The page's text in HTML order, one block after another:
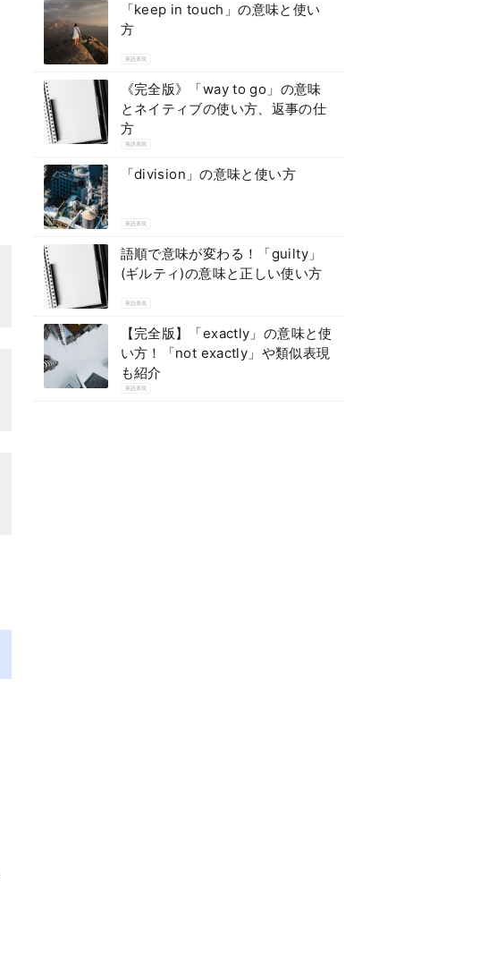
「keep in touch」の意味と使い
方
英語表現
《完全版》「way to go」の意味
とネイティブの使い方、返事の仕
方
英語表現
「division」の意味と使い方
英語表現
語順で意味が変わる！「guilty」
(ギルティ)の意味と正しい使い方
英語表現
【完全版】「exactly」の意味と使
い方！「not exactly」や類似表現
も紹介
英語表現